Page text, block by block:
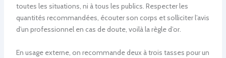
toutes les situations, ni à tous les publics. Respecter les
quantités recommandées, écouter son corps et solliciter l’avis
d’un professionnel en cas de doute, voilà la règle d’or.
En usage externe, on recommande deux à trois tasses pour un